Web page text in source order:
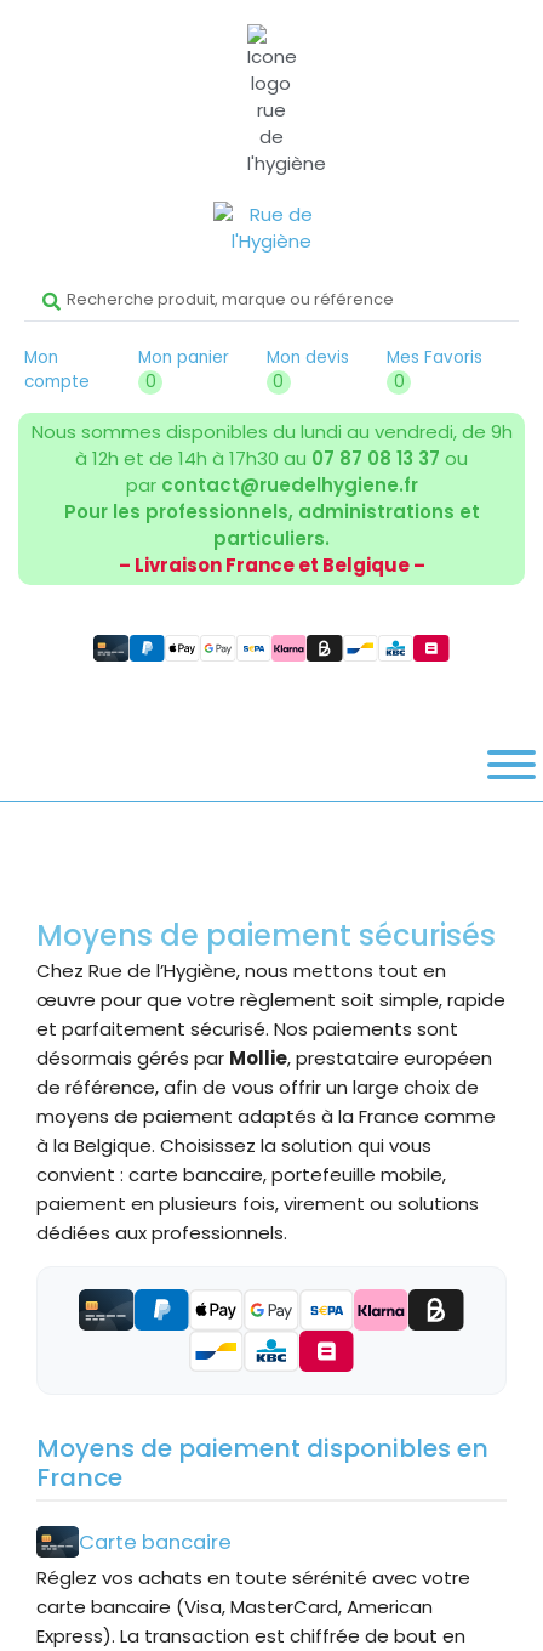
Mon
compte
Mon panier
0
Mon devis
0
Mes Favoris
0
Nous sommes disponibles du lundi au vendredi, de 9h
à 12h et de 14h à 17h30 au 07 87 08 13 37 ou
par contact@ruedelhygiene.fr
Pour les professionnels, administrations et
particuliers.
– Livraison France et Belgique –
Moyens de paiement sécurisés
Chez Rue de l’Hygiène, nous mettons tout en
œuvre pour que votre règlement soit simple, rapide
et parfaitement sécurisé. Nos paiements sont
désormais gérés par Mollie, prestataire européen
de référence, afin de vous offrir un large choix de
moyens de paiement adaptés à la France comme
à la Belgique. Choisissez la solution qui vous
convient : carte bancaire, portefeuille mobile,
paiement en plusieurs fois, virement ou solutions
dédiées aux professionnels.
Moyens de paiement disponibles en
France
Carte bancaire
Réglez vos achats en toute sérénité avec votre
carte bancaire (Visa, MasterCard, American
Express). La transaction est chiffrée de bout en